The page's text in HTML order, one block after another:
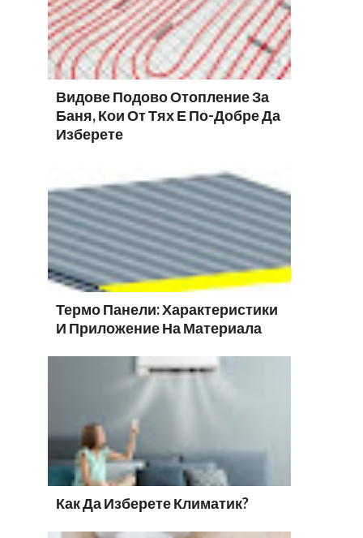
Видове Подово Отопление За
Баня, Кои От Тях Е По-Добре Да
Изберете
Термо Панели: Характеристики
И Приложение На Материала
Как Да Изберете Климатик?